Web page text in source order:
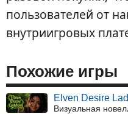
пользователей от
внутриигровых
Похожие игры
Elven Desire
Визуальная